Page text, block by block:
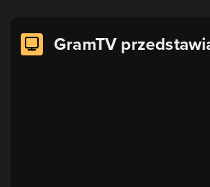
GramTV